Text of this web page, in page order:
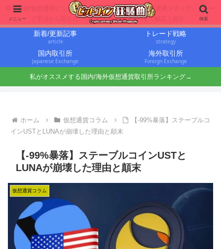
暗号通貨/仮想通貨ビットコインに投資するbit仙人の暗号資産メディア。トレー
ド手法から取引所、ブロックチェーンNFTまで幅広く紹介。
新着/更新記事
article
トレード戦略
strategy
国内取引所
Japanese Exchange
海外取引所
Foreign Exchange
私がオススメする国内/海外仮想通貨取引所ランキング→
ホーム 仮想通貨コラム
【-99%暴落】ステーブルコ
インUSTとLUNAが崩壊した理由と顛末
【-99%暴落】ステーブルコインUSTと
LUNAが崩壊した理由と顛末
仮想通貨コラム
メニュー 検索